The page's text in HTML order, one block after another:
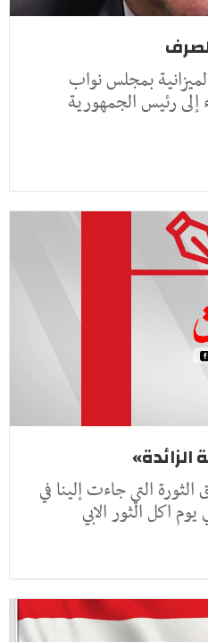
بمجلس نواب
رئيس الجمهورية
الزائدة»
التي جاءت إلينا في
اكل الثور الابي